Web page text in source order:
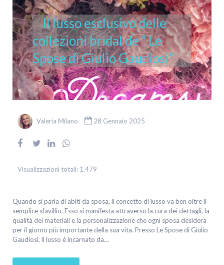
Il lusso esclusivo delle
collezioni bridal de ” Le
Spose di Giulio Gaudiosi”
Valeria Milano 28 Gennaio 2025
Visualizzazioni totali: 1.479
Quando si parla di abiti da sposa, il concetto di lusso va ben oltre il
semplice sfavillio. Esso si manifesta attraverso la cura dei dettagli, la
qualità dei materiali e la personalizzazione che ogni sposa desidera
per il giorno più importante della sua vita. Presso Le Spose di Giulio
Gaudiosi, il lusso è incarnato da…